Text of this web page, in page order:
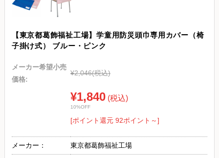
【東京都葛飾福祉工場】学童用防災頭巾専用カバー（椅
子掛け式） ブルー・ピンク
メーカー希望小売
価格:
¥2,046(税込)
¥1,840 (税込)
10%OFF
[ポイント還元 92ポイント～]
メーカー： 東京都葛飾福祉工場